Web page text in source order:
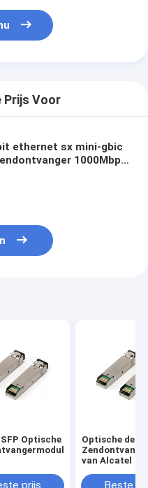
Prijs Voor
ethernet sx mini-gbic
1000Mbps
Optische
Optische de
van Alcatel